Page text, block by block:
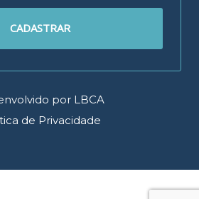
CADASTRAR
por LBCA
de Privacidade